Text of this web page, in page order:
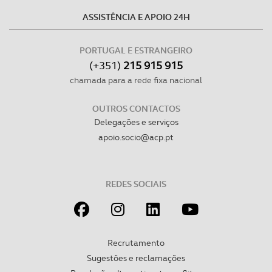
ASSISTÊNCIA E APOIO 24H
PORTUGAL E ESTRANGEIRO
(+351) 215 915 915
chamada para a rede fixa nacional
OUTROS CONTACTOS
Delegações e serviços
apoio.socio@acp.pt
REDES SOCIAIS
Recrutamento
Sugestões e reclamações